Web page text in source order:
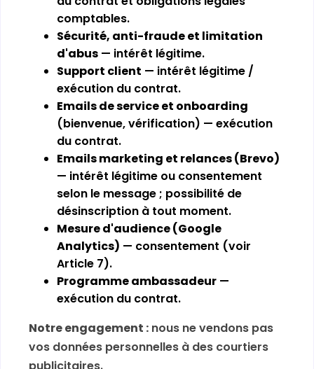
comptables.
Sécurité, anti-fraude et limitation
d'abus — intérêt légitime.
Support client — intérêt légitime /
exécution du contrat.
Emails de service et onboarding
(bienvenue, vérification) — exécution
du contrat.
Emails marketing et relances (Brevo)
— intérêt légitime ou consentement
selon le message ; possibilité de
désinscription à tout moment.
Mesure d'audience (Google
Analytics) — consentement (voir
Article 7).
Programme ambassadeur —
exécution du contrat.
Notre engagement : nous ne vendons pas
vos données personnelles à des courtiers
publicitaires.